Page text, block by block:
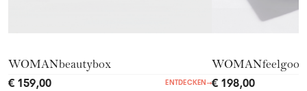
WOMANbeautybox
€ 159,00 ENTDECKEN →
WOMANfeelgood
€ 198,00